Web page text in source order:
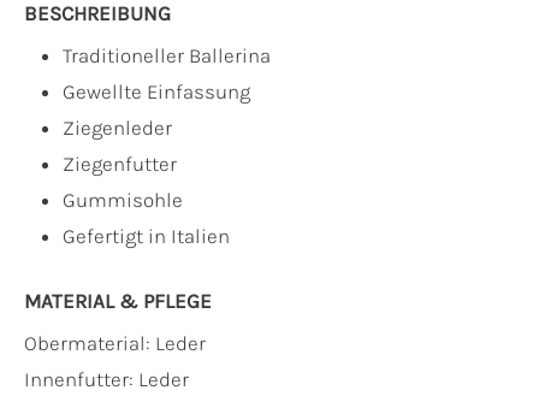
BESCHREIBUNG
Traditioneller Ballerina
Gewellte Einfassung
Ziegenleder
Ziegenfutter
Gummisohle
Gefertigt in Italien
MATERIAL & PFLEGE
Obermaterial: Leder
Innenfutter: Leder